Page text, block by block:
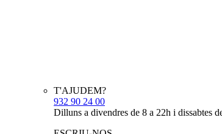
T'AJUDEM?
932 90 24 00
Dilluns a divendres de 8 a 22h i dissabtes